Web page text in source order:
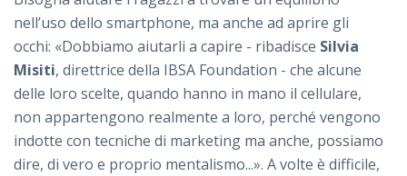
nell’uso dello smartphone, ma anche ad aprire gli
occhi: «Dobbiamo aiutarli a capire - ribadisce Silvia
Misiti, direttrice della IBSA Foundation - che alcune
delle loro scelte, quando hanno in mano il cellulare,
non appartengono realmente a loro, perché vengono
indotte con tecniche di marketing ma anche, possiamo
dire, di vero e proprio mentalismo...». A volte è difficile,